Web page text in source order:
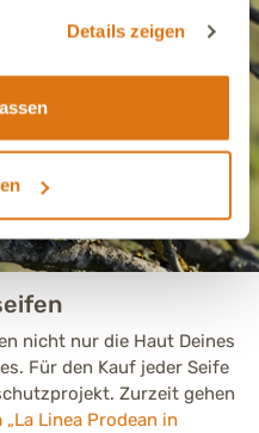
Details zeigen
nicht nur die Haut Deines
Für den Kauf jeder Seife
Zurzeit gehen
Linea Prodean in